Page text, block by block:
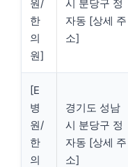
원/
한
의
원]
시 분당구 정
자동 [상세 주
소]
[E
병
원/
한
의
경기도 성남
시 분당구 정
자동 [상세 주
소]